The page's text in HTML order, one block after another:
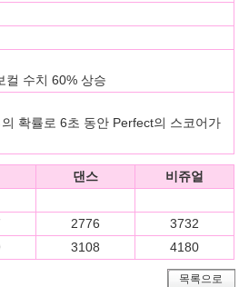
컬 수치 60% 상승
확률로 6초 동안 Perfect의 스코어가
댄스
비쥬얼
2776
3732
3108 4180
목록으로